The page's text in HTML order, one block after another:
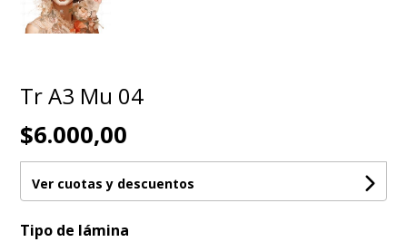
Tr A3 Mu 04
$6.000,00
Ver cuotas y descuentos
Tipo de lámina